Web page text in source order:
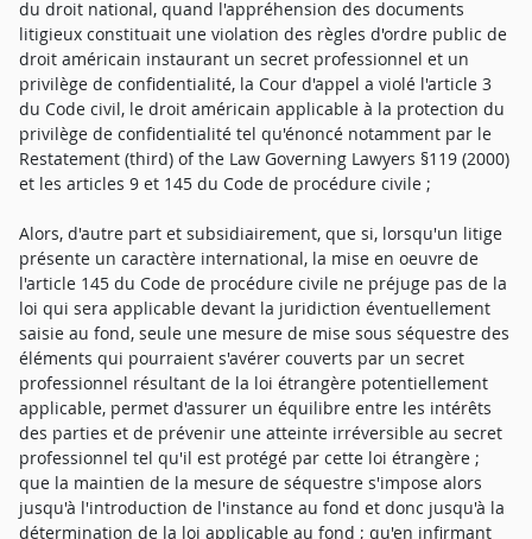
du droit national, quand l'appréhension des documents
litigieux constituait une violation des règles d'ordre public de
droit américain instaurant un secret professionnel et un
privilège de confidentialité, la Cour d'appel a violé l'article 3
du Code civil, le droit américain applicable à la protection du
privilège de confidentialité tel qu'énoncé notamment par le
Restatement (third) of the Law Governing Lawyers §119 (2000)
et les articles 9 et 145 du Code de procédure civile ;
Alors, d'autre part et subsidiairement, que si, lorsqu'un litige
présente un caractère international, la mise en oeuvre de
l'article 145 du Code de procédure civile ne préjuge pas de la
loi qui sera applicable devant la juridiction éventuellement
saisie au fond, seule une mesure de mise sous séquestre des
éléments qui pourraient s'avérer couverts par un secret
professionnel résultant de la loi étrangère potentiellement
applicable, permet d'assurer un équilibre entre les intérêts
des parties et de prévenir une atteinte irréversible au secret
professionnel tel qu'il est protégé par cette loi étrangère ;
que la maintien de la mesure de séquestre s'impose alors
jusqu'à l'introduction de l'instance au fond et donc jusqu'à la
détermination de la loi applicable au fond ; qu'en infirmant